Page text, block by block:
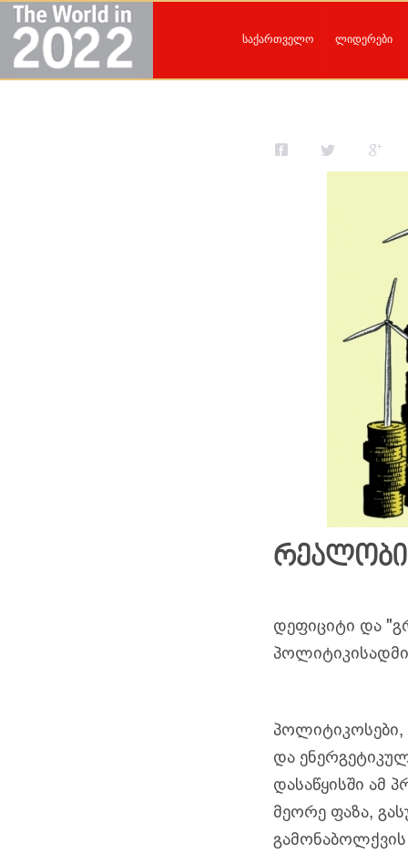
საქართველო ლიდერები
დეფიციტი და
პოლიტიკოსები,
და
დასაწყისში ამ
მეორე ფაზა,